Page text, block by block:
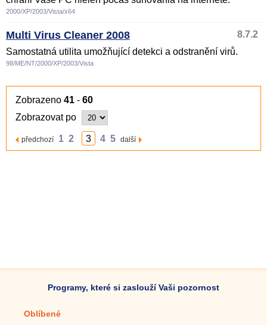
2000/XP/2003/Vista/x64
Multi Virus Cleaner 2008
8.7.2
Samostatná utilita umožňující detekci a odstranění virů.
98/ME/NT/2000/XP/2003/Vista
Zobrazeno 41 - 60
Zobrazovat po
předchozí 1 2 3 4 5 další
Programy, které si zaslouží Vaši pozornost
Oblíbené